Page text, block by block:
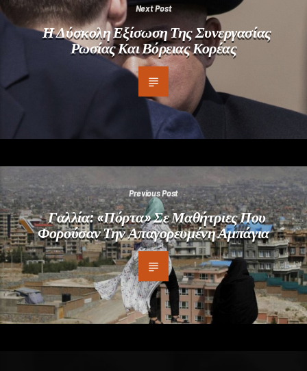
Next Post
Η Δύσκολη Εξίσωση Της Συνεργασίας
Ρωσίας Και Βόρειας Κορέας
Previous Post
Γαλλία: «Πόρτα» Σε Μαθήτριες Που
Φορούσαν Την Απαγορευμένη Αμπάγια